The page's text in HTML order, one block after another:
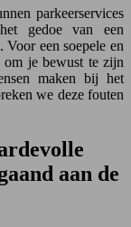
parkeerservices
gedoe van een
Voor een soepele en
om je bewust te zijn
maken bij het
we deze fouten
aan de